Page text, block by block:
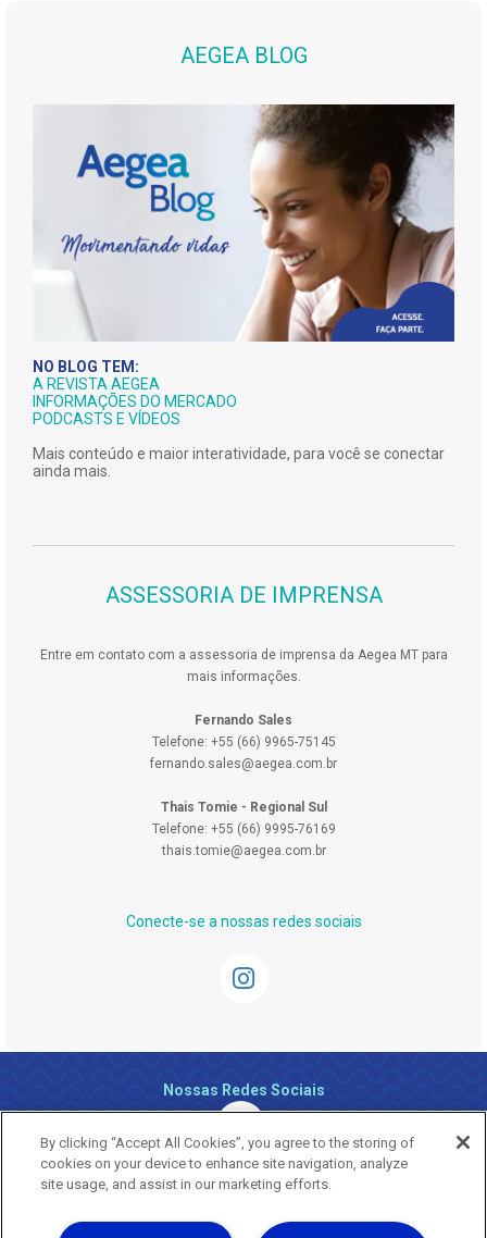
AEGEA BLOG
NO BLOG TEM:
A REVISTA AEGEA
INFORMAÇÕES DO MERCADO
PODCASTS E VÍDEOS
Mais conteúdo e maior interatividade, para você se conectar
ainda mais.
ASSESSORIA DE IMPRENSA
Entre em contato com a assessoria de imprensa da Aegea MT para
mais informações.
Fernando Sales
Telefone: +55 (66) 9965-75145
fernando.sales@aegea.com.br
Thais Tomie - Regional Sul
Telefone: +55 (66) 9995-76169
thais.tomie@aegea.com.br
Conecte-se a nossas redes sociais
Nossas Redes Sociais
By clicking “Accept All Cookies”, you agree to the storing of
cookies on your device to enhance site navigation, analyze
site usage, and assist in our marketing efforts.